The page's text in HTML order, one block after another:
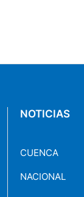
NOTICIAS
CUENCA
NACIONAL